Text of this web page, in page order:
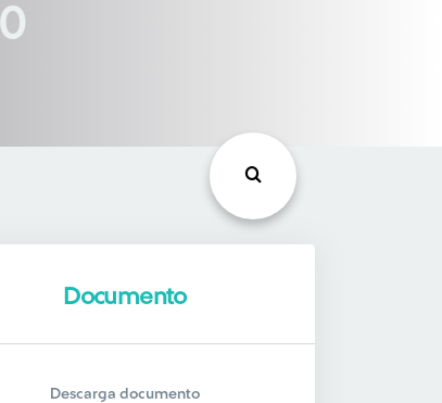
Documento
Descarga documento